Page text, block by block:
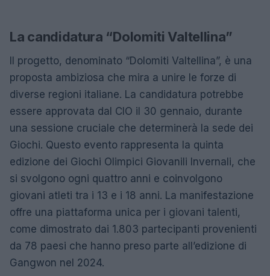
La candidatura “Dolomiti Valtellina”
Il progetto, denominato “Dolomiti Valtellina”, è una
proposta ambiziosa che mira a unire le forze di
diverse regioni italiane. La candidatura potrebbe
essere approvata dal CIO il 30 gennaio, durante
una sessione cruciale che determinerà la sede dei
Giochi. Questo evento rappresenta la quinta
edizione dei Giochi Olimpici Giovanili Invernali, che
si svolgono ogni quattro anni e coinvolgono
giovani atleti tra i 13 e i 18 anni. La manifestazione
offre una piattaforma unica per i giovani talenti,
come dimostrato dai 1.803 partecipanti provenienti
da 78 paesi che hanno preso parte all’edizione di
Gangwon nel 2024.